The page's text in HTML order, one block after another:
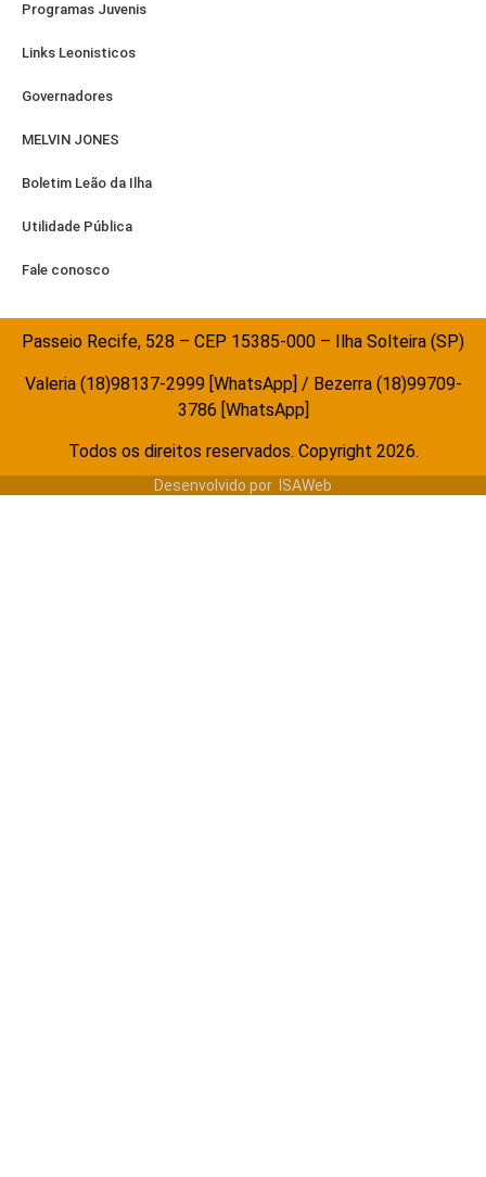
Programas Juvenis
Links Leonisticos
Governadores
MELVIN JONES
Boletim Leão da Ilha
Utilidade Pública
Fale conosco
Passeio Recife, 528 – CEP 15385-000 – Ilha Solteira (SP)
Valeria (18)98137-2999 [WhatsApp] / Bezerra (18)99709-
3786 [WhatsApp]
Todos os direitos reservados. Copyright 2026.
Desenvolvido por ISAWeb